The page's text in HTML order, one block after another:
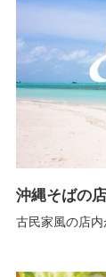
沖縄そばの
古民家風の店内